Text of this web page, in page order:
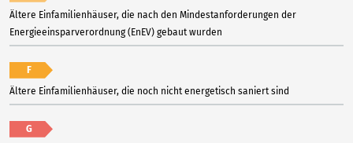
Ältere Einfamilienhäuser, die nach den Mindestanforderungen der
Energieeinsparverordnung (EnEV) gebaut wurden
F
Ältere Einfamilienhäuser, die noch nicht energetisch saniert sind
G